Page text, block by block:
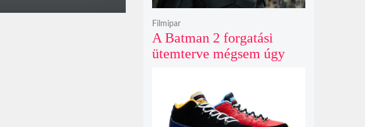
A Batman 2 forgatási
ütemterve mégsem úgy
Filmipar